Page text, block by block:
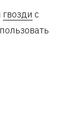
гвозди с